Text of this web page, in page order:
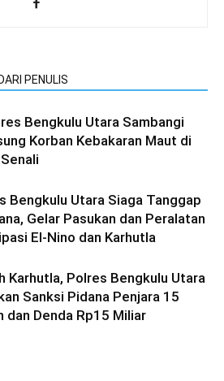
DARI PENULIS
Bengkulu Utara Sambangi
Korban Kebakaran Maut di
Bengkulu Utara Siaga Tanggap
Gelar Pasukan dan Peralatan
El-Nino dan Karhutla
Karhutla, Polres Bengkulu Utara
Sanksi Pidana Penjara 15
dan Denda Rp15 Miliar